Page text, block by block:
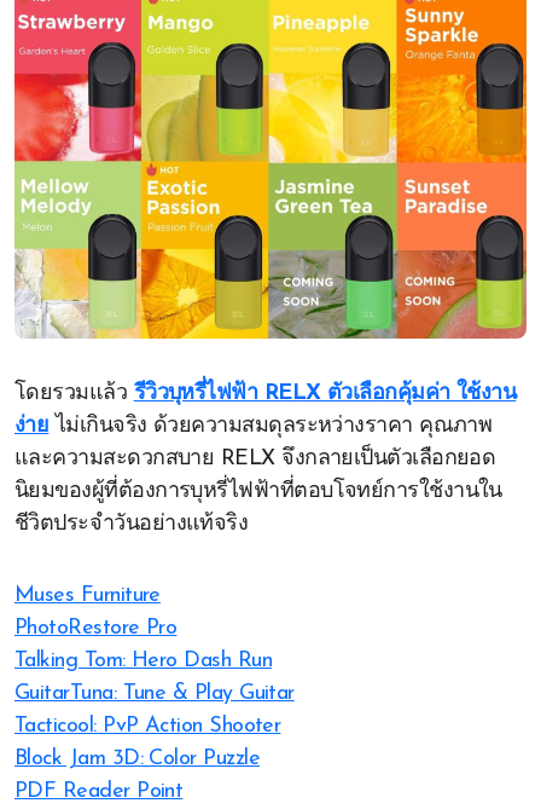
โดยรวมแล้ว รีวิวบุหรี่ไฟฟ้า RELX ตัวเลือกคุ้มค่า ใช้งาน
ง่าย ไม่เกินจริง ด้วยความสมดุลระหว่างราคา คุณภาพ
และความสะดวกสบาย RELX จึงกลายเป็นตัวเลือกยอด
นิยมของผู้ที่ต้องการบุหรี่ไฟฟ้าที่ตอบโจทย์การใช้งานใน
ชีวิตประจำวันอย่างแท้จริง
Muses Furniture
PhotoRestore Pro
Talking Tom: Hero Dash Run
GuitarTuna: Tune & Play Guitar
Tacticool: PvP Action Shooter
Block Jam 3D: Color Puzzle
PDF Reader Point